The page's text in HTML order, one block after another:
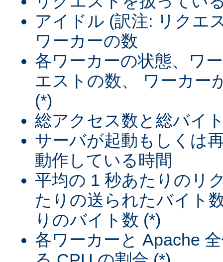
アイドル (訳注: リクエ
ワーカーの数
各ワーカーの状態、ワ
エストの数、 ワーカー
(*)
総アクセス数と総バイ
サーバが起動もしくは
動作している時間
平均の 1 秒あたりのリ
たりの送られたバイト
りのバイト数 (*)
各ワーカーと Apache